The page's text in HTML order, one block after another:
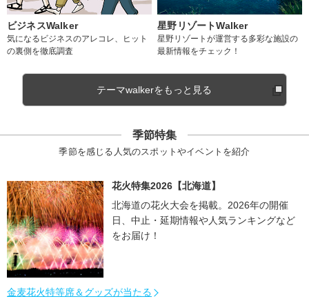
ビジネスWalker
気になるビジネスのアレコレ、ヒット
の裏側を徹底調査
星野リゾートWalker
星野リゾートが運営する多彩な施設の
最新情報をチェック！
テーマwalkerをもっと見る
季節特集
季節を感じる人気のスポットやイベントを紹介
花火特集2026【北海道】
北海道の花火大会を掲載。2026年の開催
日、中止・延期情報や人気ランキングなど
をお届け！
金麦花火特等席＆グッズが当たる